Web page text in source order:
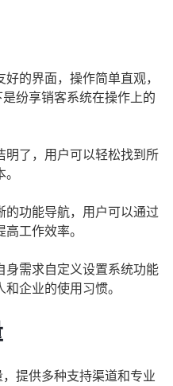
的界面，操作简单直观，
纷享销客系统在操作上的
明了，用户可以轻松找到所
的功能导航，用户可以通过
工作效率。
身需求自定义设置系统功能
企业的使用习惯。
提供多种支持渠道和专业